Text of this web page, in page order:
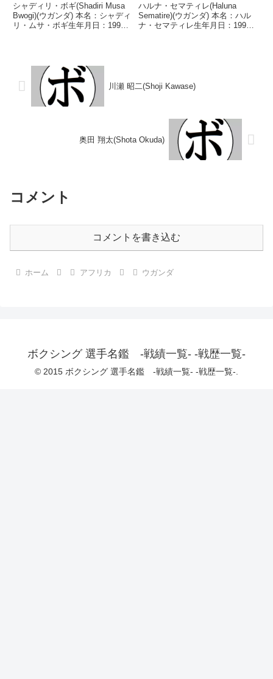
シャディリ・ボギ(Shadiri Musa
Bwogi)(ウガンダ) 本名：シャディ
リ・ムサ・ボギ生年月日：1996
級王座ABUアフリカスー...
ハルナ・セマティレ(Haluna
Sematire)(ウガンダ) 本名：ハル
ナ・セマティレ生年月日：1993
川瀬 昭二(Shoji Kawase)
奥田 翔太(Shota Okuda)
コメント
コメントを書き込む
ホーム アフリカ ウガンダ
ボクシング 選手名鑑 -戦績一覧- -戦歴一覧-
© 2015 ボクシング 選手名鑑 -戦績一覧- -戦歴一覧-.